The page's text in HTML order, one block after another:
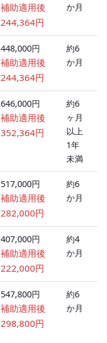
補助適用後
244,364円
か月
448,000円
補助適用後
244,364円
約6
か月
646,000円
補助適用後
352,364円
約6
ヶ月
以上
1年
未満
517,000円
補助適用後
282,000円
約6
か月
407,000円
補助適用後
222,000円
約4
か月
547,800円
補助適用後
298,800円
約6
か月